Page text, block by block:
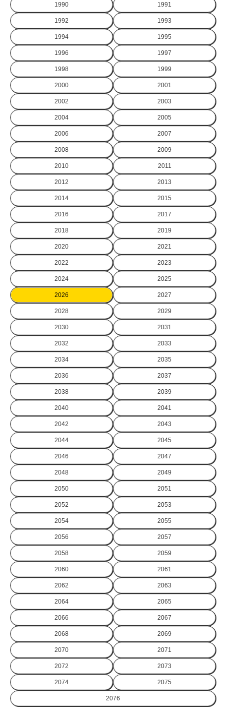
1990 1991
1992 1993
1994 1995
1996 1997
1998 1999
2000 2001
2002 2003
2004 2005
2006 2007
2008 2009
2010 2011
2012 2013
2014 2015
2016 2017
2018 2019
2020 2021
2022 2023
2024 2025
2026 2027
2028 2029
2030 2031
2032 2033
2034 2035
2036 2037
2038 2039
2040 2041
2042 2043
2044 2045
2046 2047
2048 2049
2050 2051
2052 2053
2054 2055
2056 2057
2058 2059
2060 2061
2062 2063
2064 2065
2066 2067
2068 2069
2070 2071
2072 2073
2074 2075
2076